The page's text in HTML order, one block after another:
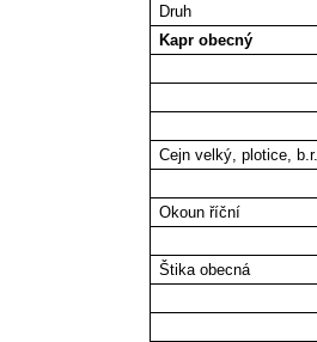
Druh
Kapr obecný
Cejn velký, plotice, b.r.
Okoun říční
Štika obecná